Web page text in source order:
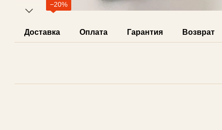
−20%
Доставка Оплата Гарантия Возврат